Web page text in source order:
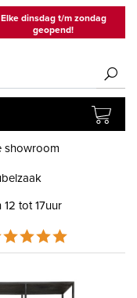
Elke dinsdag t/m zondag
geopend!
showroom
tot 17uur